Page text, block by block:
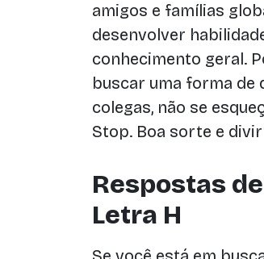
amigos e famílias
desenvolver
conhecimento geral.
buscar uma forma
colegas, não se
Stop. Boa sorte e
Respostas
Letra H